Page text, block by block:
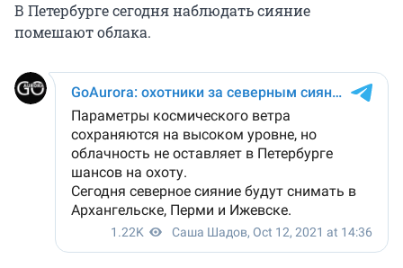
В Петербурге сегодня наблюдать сияние
помешают облака.